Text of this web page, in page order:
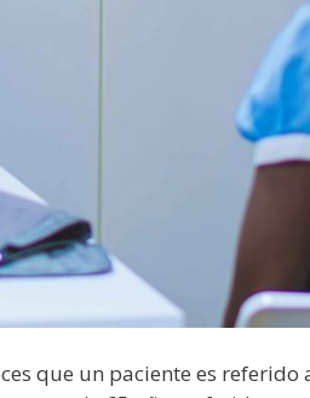
que un paciente es referido